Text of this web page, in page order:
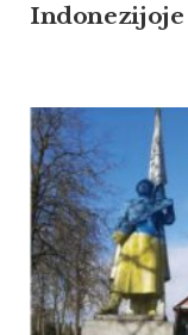
Indonezijoje